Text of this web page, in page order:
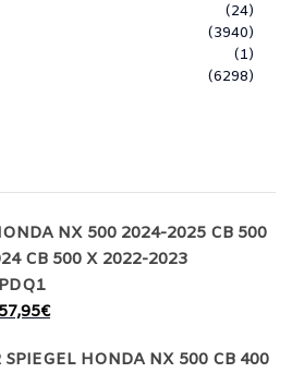
(24)
(3940)
(1)
(6298)
NX 500 2024-2025 CB 500
CB 500 X 2022-2023
€
SPIEGEL HONDA NX 500 CB 400